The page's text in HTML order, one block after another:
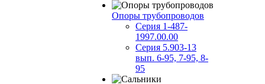
Опоры трубопроводов
Серия 1-487-
1997.00.00
Серия 5.903-13
вып. 6-95, 7-95, 8-
95